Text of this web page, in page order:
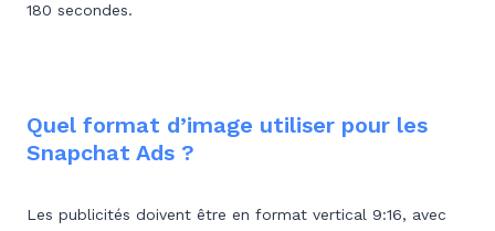
180 secondes.
Quel format d’image utiliser pour les
Snapchat Ads ?
Les publicités doivent être en format vertical 9:16, avec